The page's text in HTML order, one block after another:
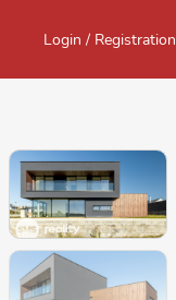
Login / Registration